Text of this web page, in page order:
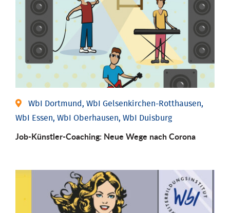
WbI Dortmund, WbI Gelsenkirchen-Rotthausen,
WbI Essen, WbI Oberhausen, WbI Duisburg
Job-Künstler-Coaching: Neue Wege nach Corona